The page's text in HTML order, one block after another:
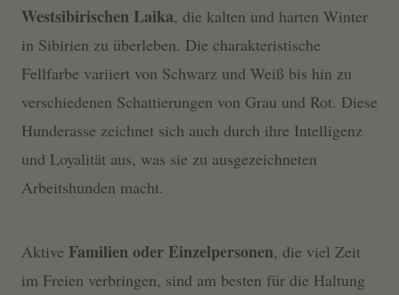
Westsibirischen Laika, die kalten und harten Winter
in Sibirien zu überleben. Die charakteristische
Fellfarbe variiert von Schwarz und Weiß bis hin zu
verschiedenen Schattierungen von Grau und Rot. Diese
Hunderasse zeichnet sich auch durch ihre Intelligenz
und Loyalität aus, was sie zu ausgezeichneten
Arbeitshunden macht.
Aktive Familien oder Einzelpersonen, die viel Zeit
im Freien verbringen, sind am besten für die Haltung